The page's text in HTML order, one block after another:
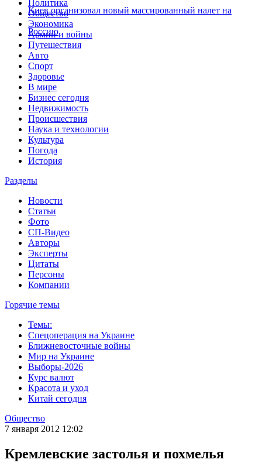
Киев организовал новый массированный налет на
Россию
Политика
Общество
Экономика
Армии и войны
Путешествия
Авто
Спорт
Здоровье
В мире
Бизнес сегодня
Недвижимость
Происшествия
Наука и технологии
Культура
Погода
История
Разделы
Новости
Статьи
Фото
СП-Видео
Авторы
Эксперты
Цитаты
Персоны
Компании
Горячие темы
Темы:
Спецоперация на Украине
Ближневосточные войны
Мир на Украине
Выборы-2026
Курс валют
Красота и уход
Китай сегодня
Общество
7 января 2012 12:02
Кремлевские застолья и похмелья